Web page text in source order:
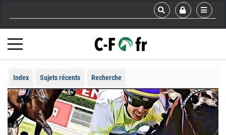
Index Sujets récents Recherche